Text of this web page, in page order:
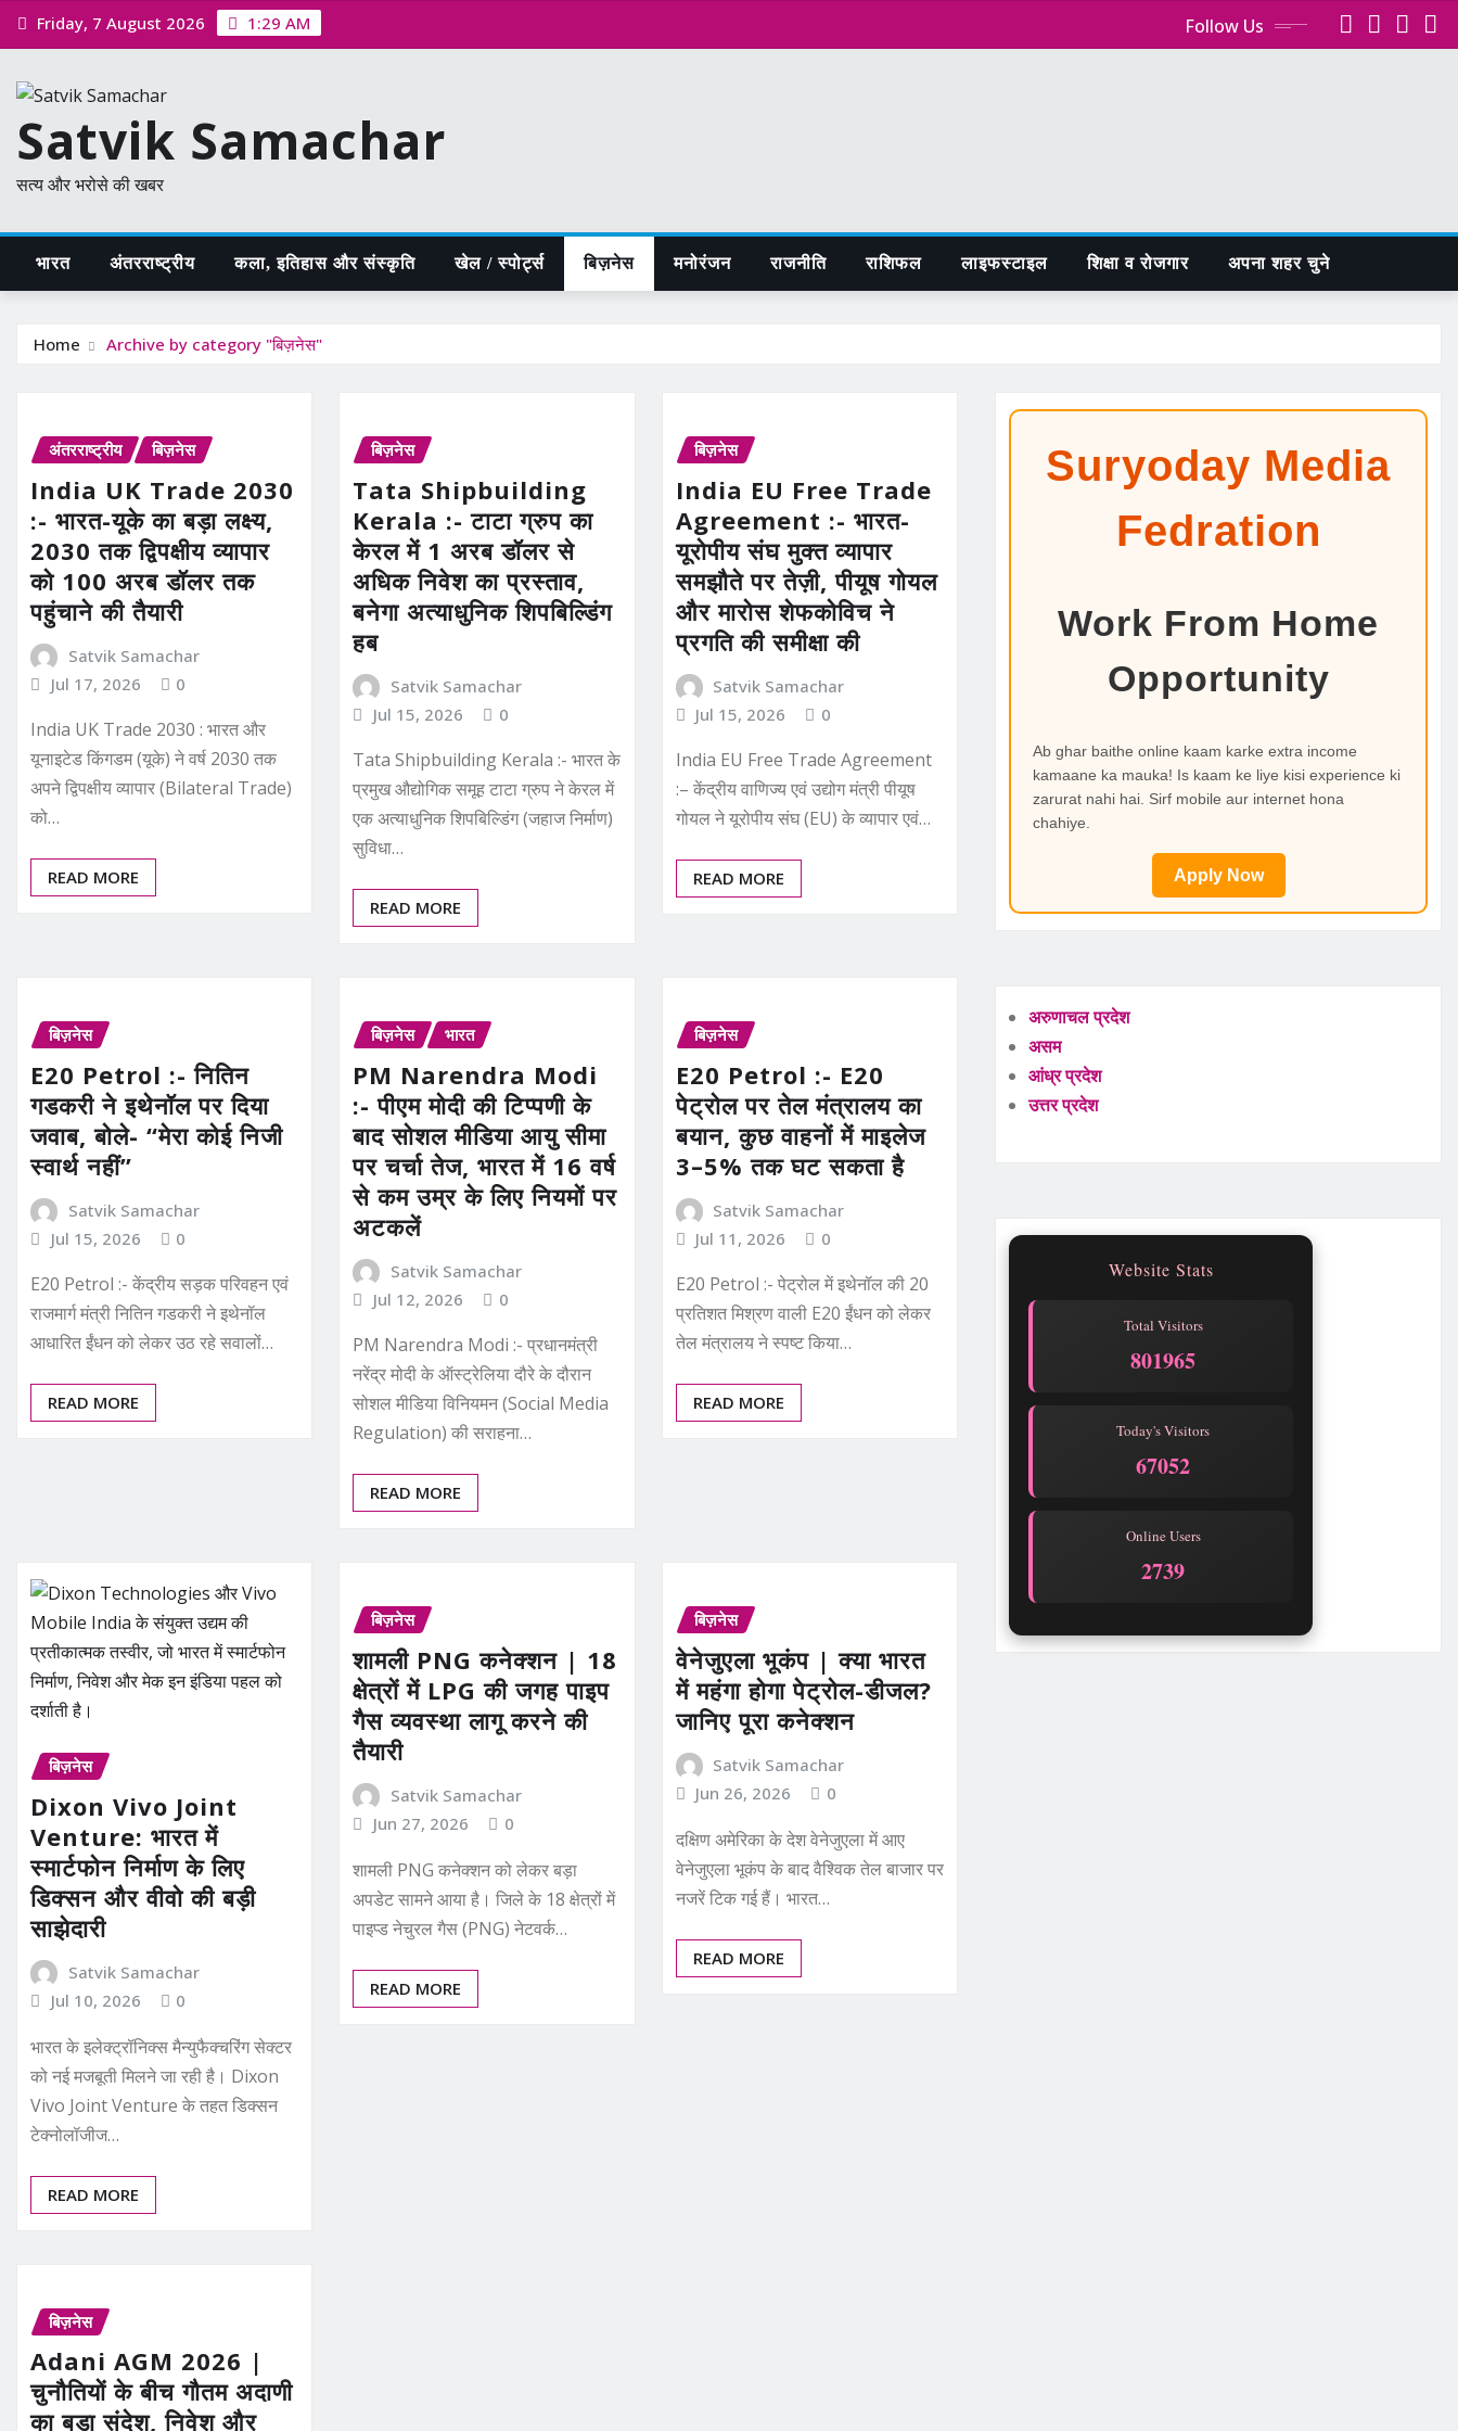
Skip Friday, 7 August 2026 1:29 AM Follow Us
Satvik Samachar
सत्य और भरोसे की खबर
भारत अंतरराष्ट्रीय कला, इतिहास और संस्कृति खेल / स्पोर्ट्स बिज़नेस मनोरंजन राजनीति राशिफल लाइफस्टाइल शिक्षा व रोजगार अपना शहर चुने
Home Archive by category "बिज़नेस"
अंतरराष्ट्रीय बिज़नेस
India UK Trade 2030
:- भारत-यूके का बड़ा लक्ष्य,
2030 तक द्विपक्षीय व्यापार
को 100 अरब डॉलर तक
पहुंचाने की तैयारी
Satvik Samachar
Jul 17, 2026
0
India UK Trade 2030 : भारत और
यूनाइटेड किंगडम (यूके) ने वर्ष 2030 तक
अपने द्विपक्षीय व्यापार (Bilateral Trade)
को…
READ MORE
बिज़नेस
Tata Shipbuilding
Kerala :- टाटा ग्रुप का
केरल में 1 अरब डॉलर से
अधिक निवेश का प्रस्ताव,
बनेगा अत्याधुनिक शिपबिल्डिंग
हब
Satvik Samachar
Jul 15, 2026
0
Tata Shipbuilding Kerala :- भारत के
प्रमुख औद्योगिक समूह टाटा ग्रुप ने केरल में
एक अत्याधुनिक शिपबिल्डिंग (जहाज निर्माण)
सुविधा…
READ MORE
बिज़नेस
India EU Free Trade
Agreement :- भारत-
यूरोपीय संघ मुक्त व्यापार
समझौते पर तेज़ी, पीयूष गोयल
और मारोस शेफकोविच ने
प्रगति की समीक्षा की
Satvik Samachar
Jul 15, 2026
0
India EU Free Trade Agreement
:– केंद्रीय वाणिज्य एवं उद्योग मंत्री पीयूष
गोयल ने यूरोपीय संघ (EU) के व्यापार एवं…
READ MORE
बिज़नेस
E20 Petrol :- नितिन
गडकरी ने इथेनॉल पर दिया
जवाब, बोले- “मेरा कोई निजी
स्वार्थ नहीं”
Satvik Samachar
Jul 15, 2026
0
E20 Petrol :- केंद्रीय सड़क परिवहन एवं
राजमार्ग मंत्री नितिन गडकरी ने इथेनॉल
आधारित ईंधन को लेकर उठ रहे सवालों…
READ MORE
बिज़नेस भारत
PM Narendra Modi
:- पीएम मोदी की टिप्पणी के
बाद सोशल मीडिया आयु सीमा
पर चर्चा तेज, भारत में 16 वर्ष
से कम उम्र के लिए नियमों पर
अटकलें
Satvik Samachar
Jul 12, 2026
0
PM Narendra Modi :- प्रधानमंत्री
नरेंद्र मोदी के ऑस्ट्रेलिया दौरे के दौरान
सोशल मीडिया विनियमन (Social Media
Regulation) की सराहना…
READ MORE
बिज़नेस
E20 Petrol :- E20
पेट्रोल पर तेल मंत्रालय का
बयान, कुछ वाहनों में माइलेज
3–5% तक घट सकता है
Satvik Samachar
Jul 11, 2026
0
E20 Petrol :- पेट्रोल में इथेनॉल की 20
प्रतिशत मिश्रण वाली E20 ईंधन को लेकर
तेल मंत्रालय ने स्पष्ट किया…
READ MORE
बिज़नेस
Dixon Vivo Joint
Venture: भारत में
स्मार्टफोन निर्माण के लिए
डिक्सन और वीवो की बड़ी
साझेदारी
Satvik Samachar
Jul 10, 2026
0
भारत के इलेक्ट्रॉनिक्स मैन्युफैक्चरिंग सेक्टर
को नई मजबूती मिलने जा रही है। Dixon
Vivo Joint Venture के तहत डिक्सन
टेक्नोलॉजीज…
READ MORE
बिज़नेस
शामली PNG कनेक्शन | 18
क्षेत्रों में LPG की जगह पाइप
गैस व्यवस्था लागू करने की
तैयारी
Satvik Samachar
Jun 27, 2026
0
शामली PNG कनेक्शन को लेकर बड़ा
अपडेट सामने आया है। जिले के 18 क्षेत्रों में
पाइप्ड नेचुरल गैस (PNG) नेटवर्क…
READ MORE
बिज़नेस
वेनेजुएला भूकंप | क्या भारत
में महंगा होगा पेट्रोल-डीजल?
जानिए पूरा कनेक्शन
Satvik Samachar
Jun 26, 2026
0
दक्षिण अमेरिका के देश वेनेजुएला में आए
वेनेजुएला भूकंप के बाद वैश्विक तेल बाजार पर
नजरें टिक गई हैं। भारत…
READ MORE
बिज़नेस
Adani AGM 2026 |
चुनौतियों के बीच गौतम अदाणी
का बड़ा संदेश, निवेश और
Suryoday Media
Fedration
Work From Home
Opportunity
Ab ghar baithe online kaam karke extra income
kamaane ka mauka! Is kaam ke liye kisi experience ki
zarurat nahi hai. Sirf mobile aur internet hona
chahiye.
Apply Now
अरुणाचल प्रदेश
असम
आंध्र प्रदेश
उत्तर प्रदेश
Website Stats
Total Visitors
801965
Today's Visitors
67052
Online Users
2739